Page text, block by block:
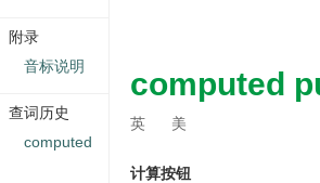
computed
英 美
计算按钮
附录
音标说明
查词历史
computed